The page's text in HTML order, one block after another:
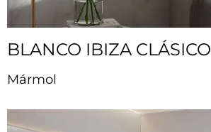
BLANCO IBIZA CLÁSICO
Mármol